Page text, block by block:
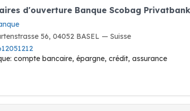
d'ouverture Banque Scobag
56, 04052 BASEL — Suisse
compte bancaire, épargne, crédit, assurance